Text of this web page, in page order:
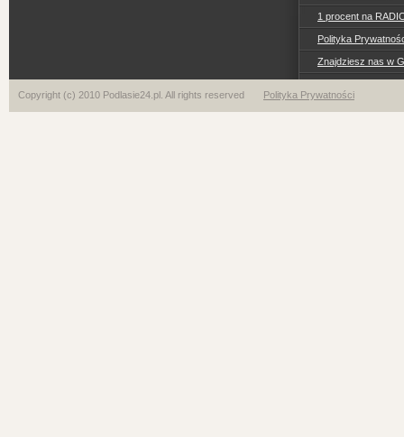
1 procent na
Polityka
Znajdziesz nas w
Copyright (c) 2010 Podlasie24.pl. All rights reserved Polityka Prywatności